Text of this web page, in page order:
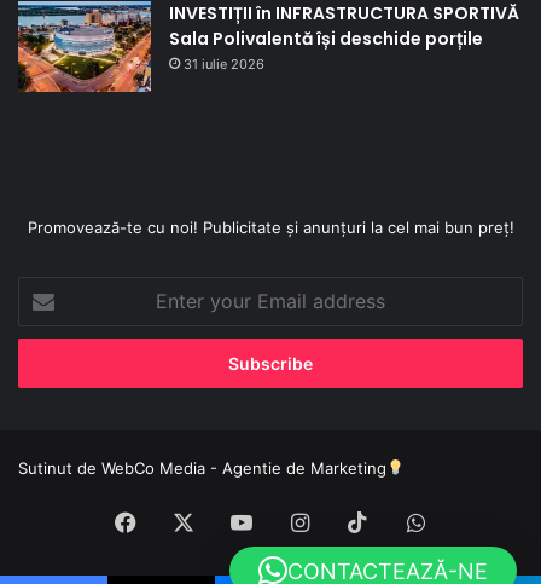
INVESTIȚII în INFRASTRUCTURA SPORTIVĂ
Sala Polivalentă își deschide porțile
31 iulie 2026
Promovează-te cu noi! Publicitate și anunțuri la cel mai bun preț!
your
Email
Sutinut de WebCo Media - Agentie de Marketing
Facebook YouTubeInstagram
TikTokWhatsApp
CONTACTEAZĂ-NE